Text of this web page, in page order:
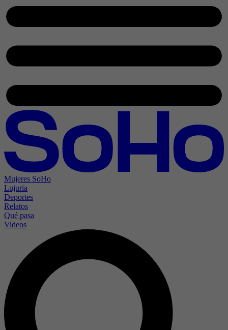
Mujeres SoHo
Lujuria
Deportes
Relatos
Qué pasa
Videos